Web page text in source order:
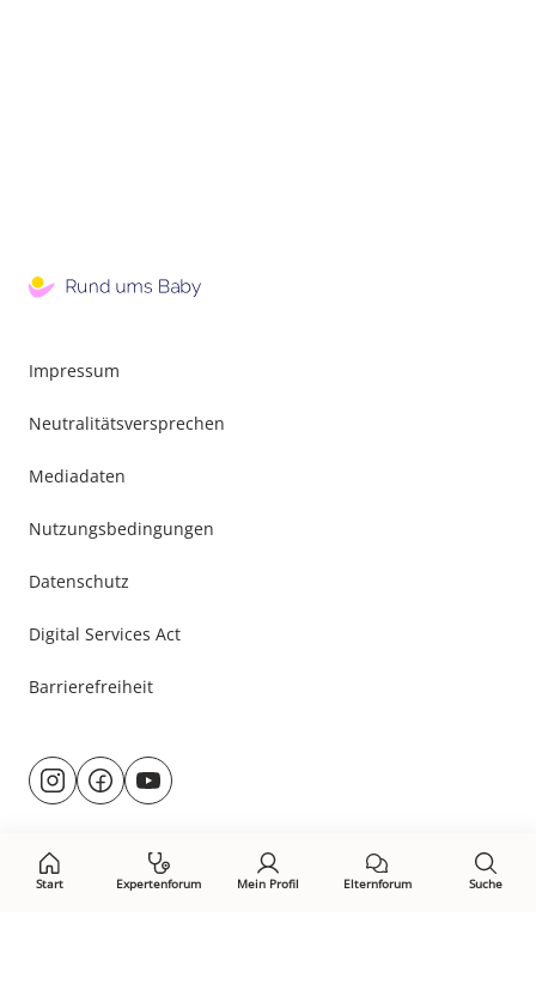
Start Expertenforum Mein Profil Elternforum Suche
Impressum
Neutralitätsversprechen
Mediadaten
Nutzungsbedingungen
Datenschutz
Digital Services Act
Barrierefreiheit
Besuche
uns@rund.ums.baby
facebook.com/rundumsbaby.de
youtube.com/@rundumsbaby_